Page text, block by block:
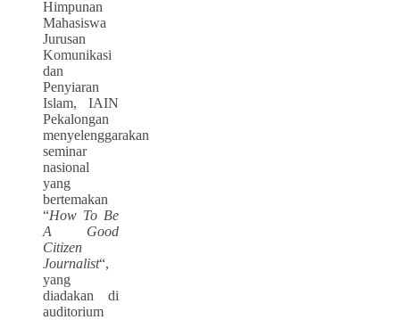
Himpunan
Mahasiswa
Jurusan
Komunikasi
dan
Penyiaran
Islam, IAIN
Pekalongan
menyelenggarakan
seminar
nasional
yang
bertemakan
“How To Be
A Good
Citizen
Journalist“,
yang
diadakan di
auditorium